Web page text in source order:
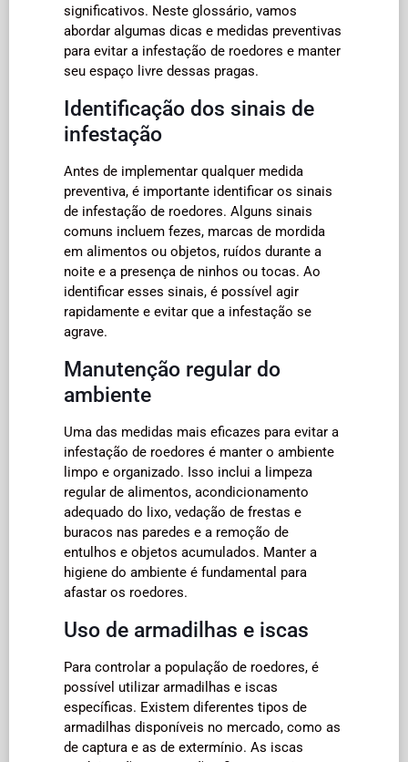
significativos. Neste glossário, vamos
abordar algumas dicas e medidas preventivas
para evitar a infestação de roedores e manter
seu espaço livre dessas pragas.
Identificação dos sinais de
infestação
Antes de implementar qualquer medida
preventiva, é importante identificar os sinais
de infestação de roedores. Alguns sinais
comuns incluem fezes, marcas de mordida
em alimentos ou objetos, ruídos durante a
noite e a presença de ninhos ou tocas. Ao
identificar esses sinais, é possível agir
rapidamente e evitar que a infestação se
agrave.
Manutenção regular do
ambiente
Uma das medidas mais eficazes para evitar a
infestação de roedores é manter o ambiente
limpo e organizado. Isso inclui a limpeza
regular de alimentos, acondicionamento
adequado do lixo, vedação de frestas e
buracos nas paredes e a remoção de
entulhos e objetos acumulados. Manter a
higiene do ambiente é fundamental para
afastar os roedores.
Uso de armadilhas e iscas
Para controlar a população de roedores, é
possível utilizar armadilhas e iscas
específicas. Existem diferentes tipos de
armadilhas disponíveis no mercado, como as
de captura e as de extermínio. As iscas